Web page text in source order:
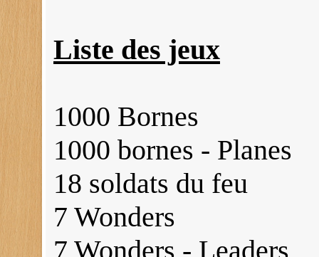
Liste des jeux
1000 Bornes
1000 bornes - Planes
18 soldats du feu
7 Wonders
7 Wonders - Leaders